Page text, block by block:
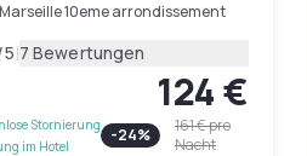
Marseille 10eme arrondissement
|7 Bewertungen
Stornierung
im Hotel
124 €
-24% 161 €pro
Nacht